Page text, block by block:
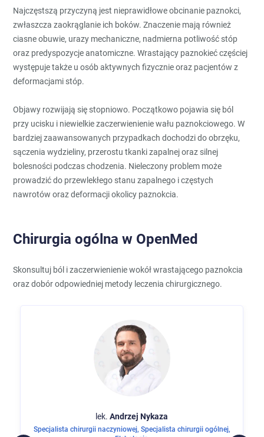
Najczęstszą przyczyną jest nieprawidłowe obcinanie paznokci,
zwłaszcza zaokrąglanie ich boków. Znaczenie mają również
ciasne obuwie, urazy mechaniczne, nadmierna potliwość stóp
oraz predyspozycje anatomiczne. Wrastający paznokieć częściej
występuje także u osób aktywnych fizycznie oraz pacjentów z
deformacjami stóp.
Objawy rozwijają się stopniowo. Początkowo pojawia się ból
przy ucisku i niewielkie zaczerwienienie wału paznokciowego. W
bardziej zaawansowanych przypadkach dochodzi do obrzęku,
sączenia wydzieliny, przerostu tkanki zapalnej oraz silnej
bolesności podczas chodzenia. Nieleczony problem może
prowadzić do przewlekłego stanu zapalnego i częstych
nawrotów oraz deformacji okolicy paznokcia.
Chirurgia ogólna w OpenMed
Skonsultuj ból i zaczerwienienie wokół wrastającego paznokcia
oraz dobór odpowiedniej metody leczenia chirurgicznego.
lek. Andrzej Nykaza
Specjalista chirurgii naczyniowej, Specjalista chirurgii ogólnej,